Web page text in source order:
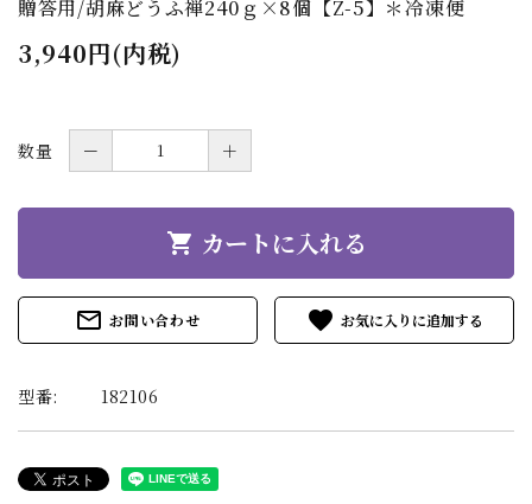
贈答用/胡麻どうふ禅240ｇ×8個【Z-5】＊冷凍便
3,940円(内税)
数量 － ＋
shopping_cart カートに入れる
mail_outline お問い合わせ favorite
型番: 182106